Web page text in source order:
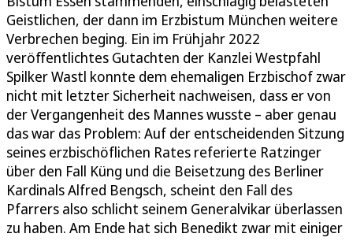
Geistlichen, der dann im Erzbistum München weitere
Verbrechen beging. Ein im Frühjahr 2022
veröffentlichtes Gutachten der Kanzlei Westpfahl
Spilker Wastl konnte dem ehemaligen Erzbischof zwar
nicht mit letzter Sicherheit nachweisen, dass er von
der Vergangenheit des Mannes wusste – aber genau
das war das Problem: Auf der entscheidenden Sitzung
seines erzbischöflichen Rates referierte Ratzinger
über den Fall Küng und die Beisetzung des Berliner
Kardinals Alfred Bengsch, scheint den Fall des
Pfarrers also schlicht seinem Generalvikar überlassen
zu haben. Am Ende hat sich Benedikt zwar mit einiger